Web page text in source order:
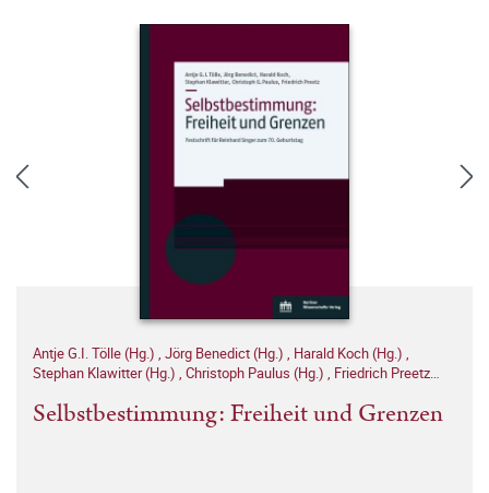
Antje G.I. Tölle (Hg.) , Jörg Benedict (Hg.) , Harald Koch (Hg.) ,
Stephan Klawitter (Hg.) , Christoph Paulus (Hg.) , Friedrich Preetz
Selbstbestimmung: Freiheit und Grenzen